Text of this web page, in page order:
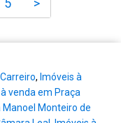
5 >
, Imóveis à
venda em Praça
Manoel Monteiro de